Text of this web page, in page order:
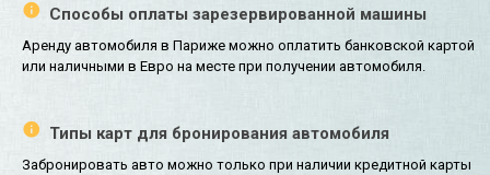
Способы оплаты зарезервированной машины
Аренду автомобиля в Париже можно оплатить банковской картой
или наличными в Евро на месте при получении автомобиля.
Типы карт для бронирования автомобиля
Забронировать авто можно только при наличии кредитной карты